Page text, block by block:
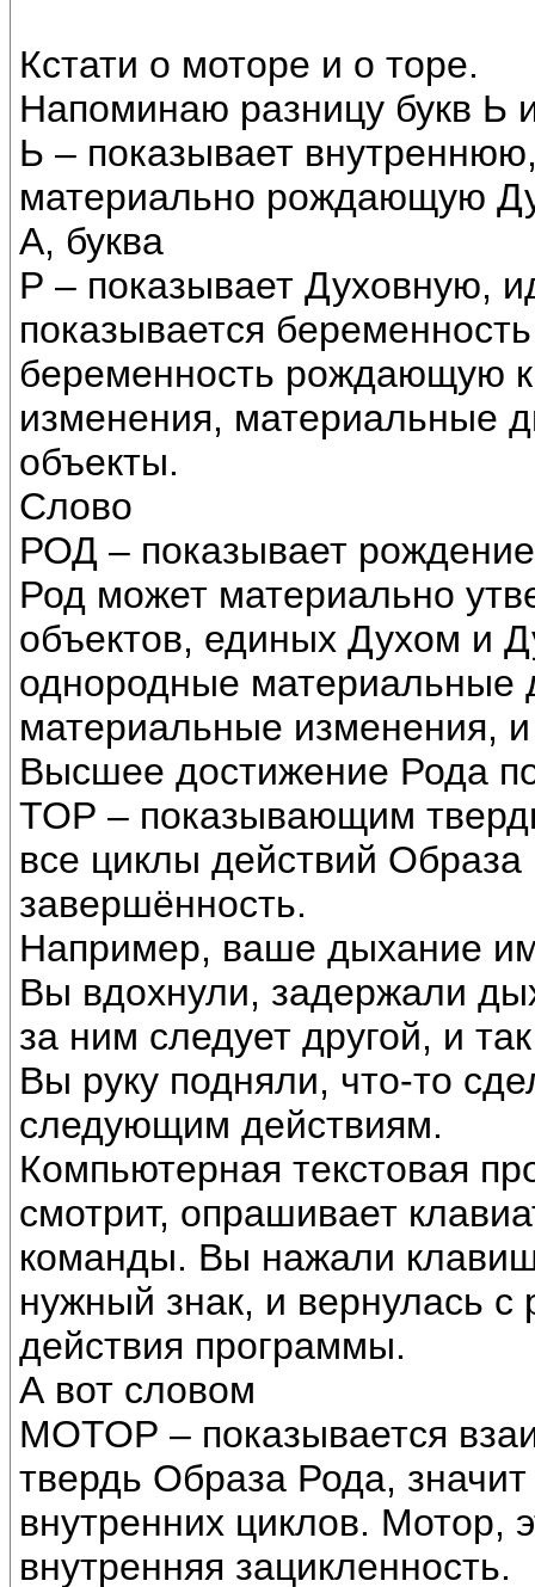
Кстати о моторе и о торе.
Напоминаю разницу букв Ь
Ь – показывает
материально рождающую
А, буква
Р – показывает Духовную,
показывается
беременность рождающую
изменения, материальные
объекты.
Слово
РОД – показывает
Род может материально
объектов, единых Духом и
однородные материальные
материальные изменения, и
Высшее достижение Рода
ТОР – показывающим
все циклы действий
завершённость.
Например, ваше дыхание
Вы вдохнули, задержали
за ним следует другой, и
Вы руку подняли, что-то
следующим действиям.
Компьютерная текстовая
смотрит, опрашивает
команды. Вы нажали
нужный знак, и вернулась
действия программы.
А вот словом
МОТОР – показывается
твердь Образа Рода,
внутренних циклов. Мотор,
внутренняя зацикленность.